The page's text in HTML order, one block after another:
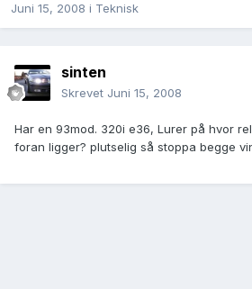
Juni 15, 2008 i Teknisk
sinten
Skrevet Juni 15, 2008
Har en 93mod. 320i e36, Lurer på hvor
foran ligger? plutselig så stoppa begge